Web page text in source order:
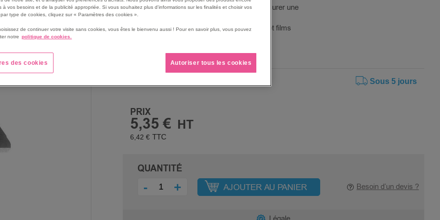
Lame de rechange à bout arrondi pour assurer une
meilleure sécurité.
Idéal, pour la coupe des cartons, adhésif et films
Sous 5 jours
PRIX
5,35 €
6,42 €
QUANTITÉ
- + AJOUTER AU PANIER Besoin d’un devis ?
à vos besoins et de la publicité appropriée. Si vous souhaitez plus d'informations sur les finalités et choisir vos
type de cookies, cliquez sur « Paramètres des cookies ».
de continuer votre visite sans cookies, vous êtes le bienvenu aussi ! Pour en savoir plus, vous pouvez
notre politique de cookies.
des cookies Autoriser tous les cookies